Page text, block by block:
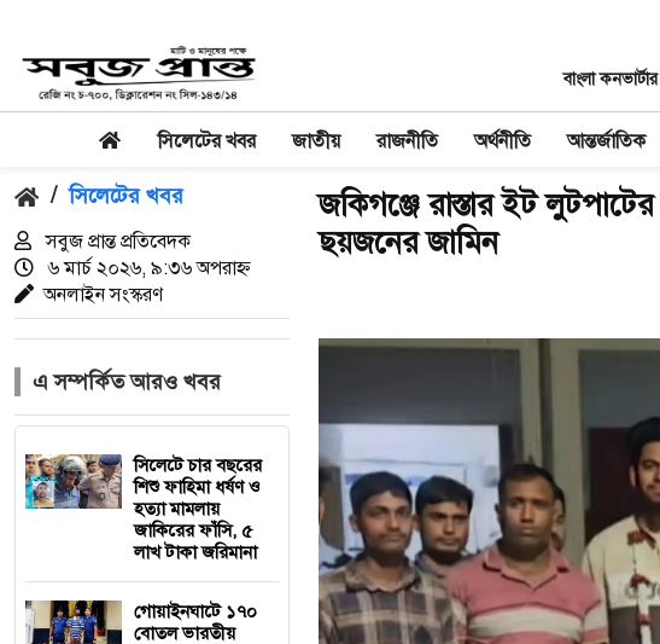
বাংলা কনভার্টার
সিলেটের খবর জাতীয় রাজনীতি অর্থনীতি আন্তর্জাতিক
/ সিলেটের খবর
সবুজ প্রান্ত প্রতিবেদক
৬ মার্চ ২০২৬, ৯:৩৬ অপরাহ্ন
অনলাইন সংস্করণ
এ সম্পর্কিত আরও খবর
সিলেটে চার বছরের
শিশু ফাহিমা ধর্ষণ ও
হত্যা মামলায়
জাকিরের ফাঁসি, ৫
লাখ টাকা জরিমানা
গোয়াইনঘাটে ১৭০
বোতল ভারতীয়
জকিগঞ্জে রাস্তার ইট
ছয়জনের জামিন